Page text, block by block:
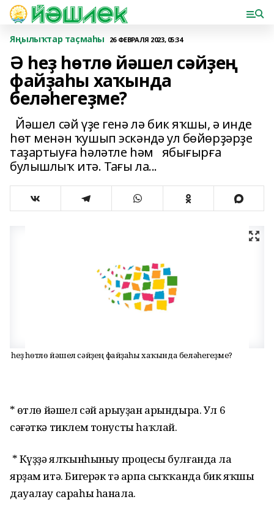
Яңылыҡтар таҫмаһы 26 ФЕВРАЛЯ 2023, 05:34
Ә һеҙ һөтлө йәшел сәйҙең
файҙаһы хаҡында
беләһегеҙме?
Йәшел сәй үҙе генә лә бик яҡшы, ә инде
һөт менән ҡушып эскәндә ул бөйөрҙәрҙе
таҙартыуға һәләтле һәм ябығырға
булышлыҡ итә. Тағы ла...
Ә һеҙ һөтлө йәшел сәйҙең файҙаһы хаҡында беләһегеҙме?
* Һөтлө йәшел сәй арыуҙан арындыра. Ул 6
сәғәткә тиклем тонусты һаҡлай.
* Күҙҙә ялҡынһыныу процесы булғанда ла
ярҙам итә. Бигерәк тә арпа сыҡҡанда бик яҡшы
дауалау сараһы һанала.